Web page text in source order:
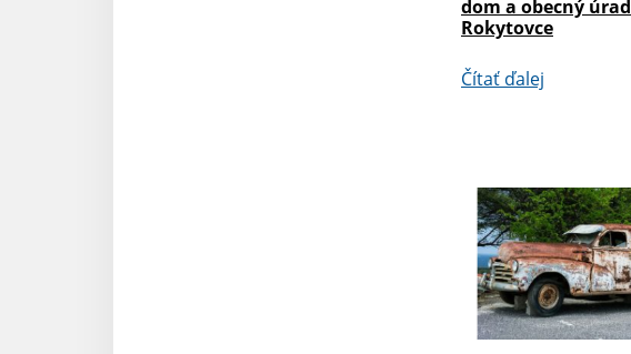
dom a obecný úrad
Rokytovce
Čítať ďalej